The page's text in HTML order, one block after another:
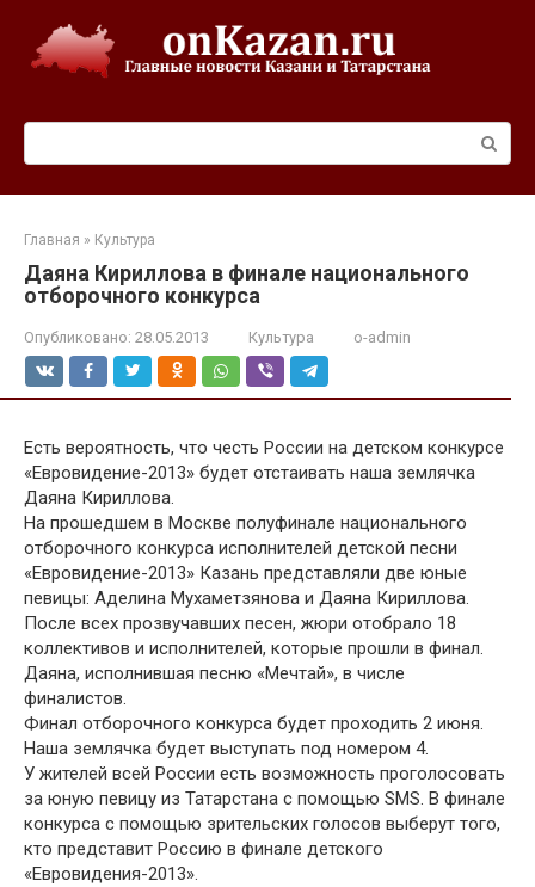
контенту
Главная » Культура
Даяна Кириллова в финале национального
отборочного конкурса
Опубликовано: 28.05.2013 Культура o-admin
Есть вероятность, что честь России на детском конкурсе
«Евровидение-2013» будет отстаивать наша землячка
Даяна Кириллова.
На прошедшем в Москве полуфинале национального
отборочного конкурса исполнителей детской песни
«Евровидение-2013» Казань представляли две юные
певицы: Аделина Мухаметзянова и Даяна Кириллова.
После всех прозвучавших песен, жюри отобрало 18
коллективов и исполнителей, которые прошли в финал.
Даяна, исполнившая песню «Мечтай», в числе
финалистов.
Финал отборочного конкурса будет проходить 2 июня.
Наша землячка будет выступать под номером 4.
У жителей всей России есть возможность проголосовать
за юную певицу из Татарстана с помощью SMS. В финале
конкурса с помощью зрительских голосов выберут того,
кто представит Россию в финале детского
«Евровидения-2013».